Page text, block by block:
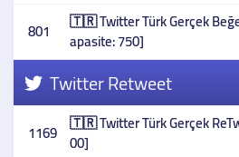
801 🇹🇷 Twitter Türk Gerçek
apasite: 750]
Twitter Retweet
1169 🇹🇷 Twitter Türk Gerçek
00]